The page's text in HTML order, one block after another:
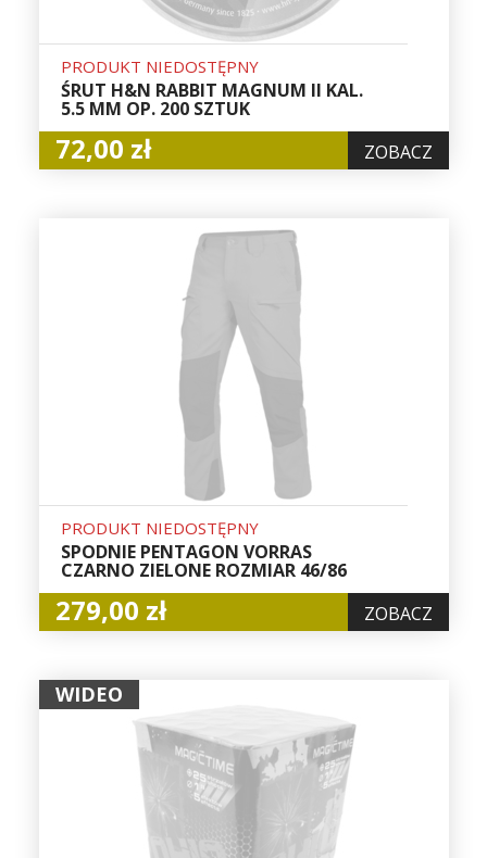
PRODUKT NIEDOSTĘPNY
ŚRUT H&N RABBIT MAGNUM II KAL.
5.5 MM OP. 200 SZTUK
72,00 zł ZOBACZ
PRODUKT NIEDOSTĘPNY
SPODNIE PENTAGON VORRAS
CZARNO ZIELONE ROZMIAR 46/86
279,00 zł ZOBACZ
WIDEO